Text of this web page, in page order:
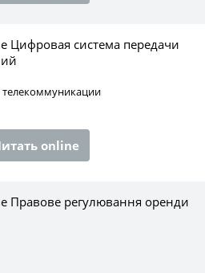
Цифровая система передачи
online
Правове регулювання оренди